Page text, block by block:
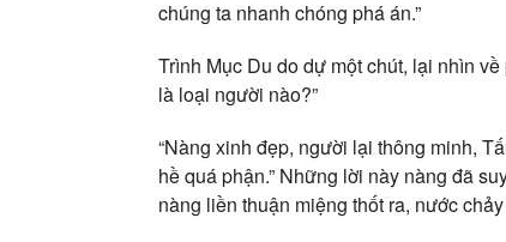
chúng ta nhanh chóng phá án.”
Trình Mục Du do dự một chút, lại nhìn
là loại người nào?”
“Nàng xinh đẹp, người lại thông minh,
hề quá phận.” Những lời này nàng đã
nàng liền thuận miệng thốt ra, nước